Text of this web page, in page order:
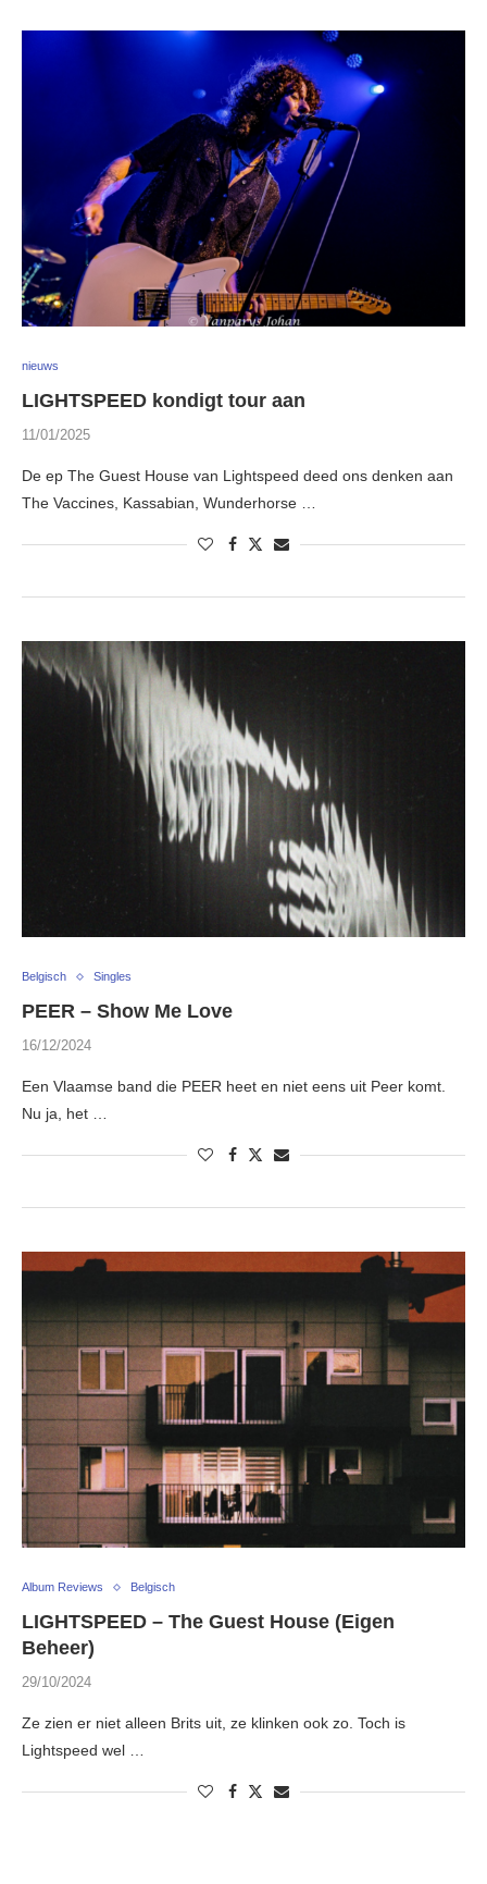
nieuws
LIGHTSPEED kondigt tour aan
11/01/2025
De ep The Guest House van Lightspeed deed ons denken aan
The Vaccines, Kassabian, Wunderhorse …
Belgisch Singles
PEER – Show Me Love
16/12/2024
Een Vlaamse band die PEER heet en niet eens uit Peer komt.
Nu ja, het …
Album Reviews Belgisch
LIGHTSPEED – The Guest House (Eigen
Beheer)
29/10/2024
Ze zien er niet alleen Brits uit, ze klinken ook zo. Toch is
Lightspeed wel …